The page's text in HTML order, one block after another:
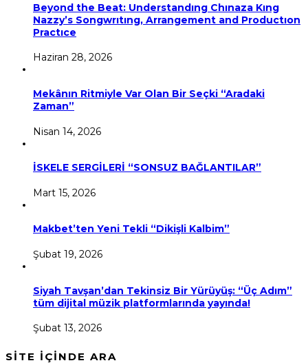
Beyond the Beat: Understandıng Chınaza Kıng
Nazzy’s Songwrıtıng, Arrangement and Productıon
Practıce
Haziran 28, 2026
Mekânın Ritmiyle Var Olan Bir Seçki “Aradaki
Zaman”
Nisan 14, 2026
İSKELE SERGİLERİ “SONSUZ BAĞLANTILAR”
Mart 15, 2026
Makbet’ten Yeni Tekli “Dikişli Kalbim”
Şubat 19, 2026
Siyah Tavşan’dan Tekinsiz Bir Yürüyüş: “Üç Adım”
tüm dijital müzik platformlarında yayında!
Şubat 13, 2026
SİTE İÇİNDE ARA